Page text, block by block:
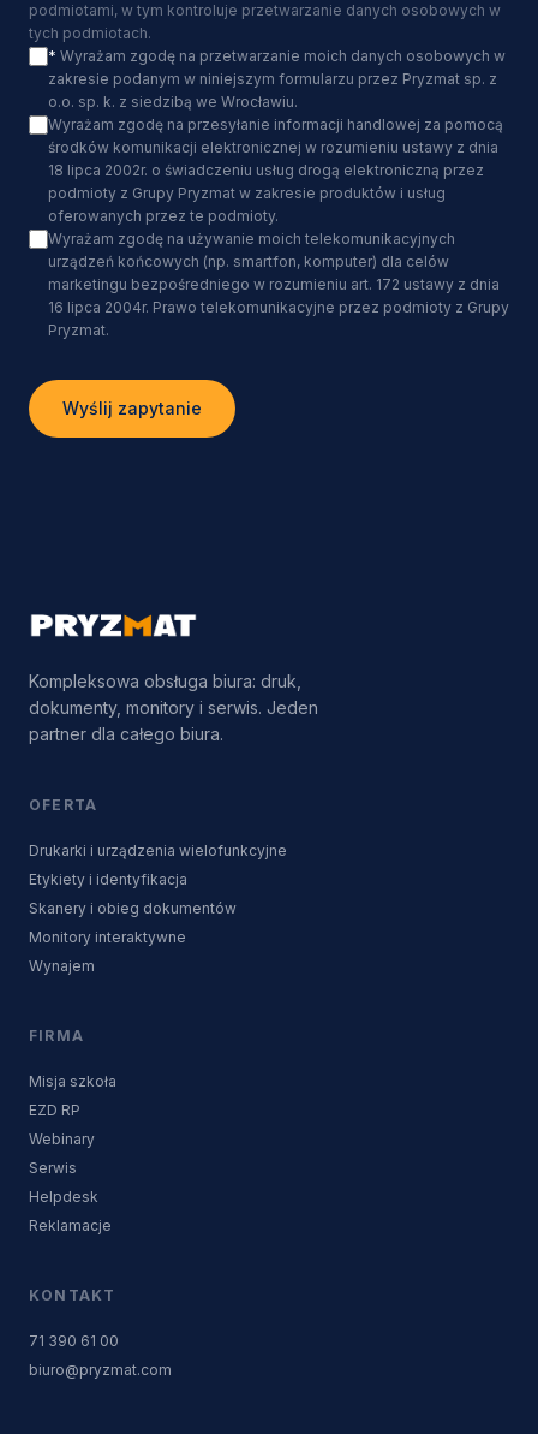
podmiotami, w tym kontroluje przetwarzanie danych osobowych w
tych podmiotach.
* Wyrażam zgodę na przetwarzanie moich danych osobowych w
zakresie podanym w niniejszym formularzu przez Pryzmat sp. z
o.o. sp. k. z siedzibą we Wrocławiu.
Wyrażam zgodę na przesyłanie informacji handlowej za pomocą
środków komunikacji elektronicznej w rozumieniu ustawy z dnia
18 lipca 2002r. o świadczeniu usług drogą elektroniczną przez
podmioty z Grupy Pryzmat w zakresie produktów i usług
oferowanych przez te podmioty.
Wyrażam zgodę na używanie moich telekomunikacyjnych
urządzeń końcowych (np. smartfon, komputer) dla celów
marketingu bezpośredniego w rozumieniu art. 172 ustawy z dnia
16 lipca 2004r. Prawo telekomunikacyjne przez podmioty z Grupy
Pryzmat.
Wyślij zapytanie
Kompleksowa obsługa biura: druk,
dokumenty, monitory i serwis. Jeden
partner dla całego biura.
OFERTA
Drukarki i urządzenia wielofunkcyjne
Etykiety i identyfikacja
Skanery i obieg dokumentów
Monitory interaktywne
Wynajem
FIRMA
Misja szkoła
EZD RP
Webinary
Serwis
Helpdesk
Reklamacje
KONTAKT
71 390 61 00
biuro@pryzmat.com